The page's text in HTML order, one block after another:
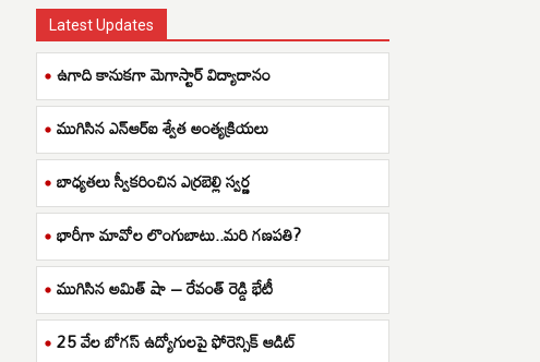
Latest Updates
ఉగాది కానుకగా మెగాస్టార్ విద్యాదానం
ముగిసిన ఎన్ఆర్ఐ శ్వేత అంత్యక్రియలు
బాధ్యతలు స్వీకరించిన ఎర్రబెల్లి స్వర్ణ
భారీగా మావోల లొంగుబాటు..మరి గణపతి?
ముగిసిన అమిత్ షా – రేవంత్ రెడ్డి భేటీ
25 వేల బోగస్ ఉద్యోగులపై ఫోరెన్సిక్ ఆడిట్